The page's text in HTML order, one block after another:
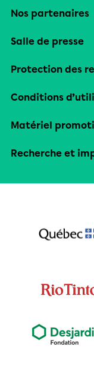
Nos partenaires
Salle de presse
Protection des
Conditions
Matériel
Recherche et